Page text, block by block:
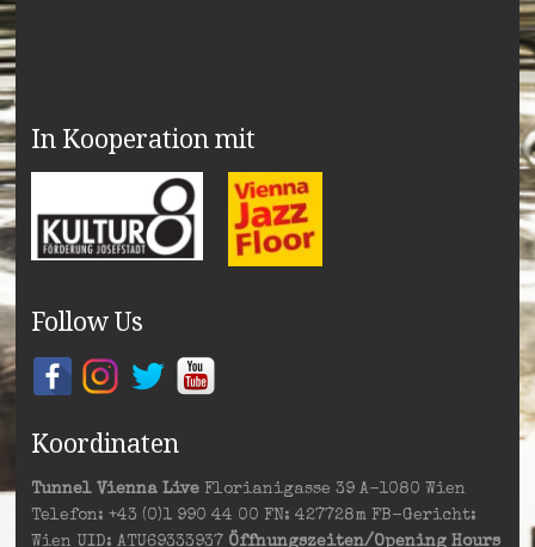
In Kooperation mit
Follow Us
Koordinaten
Tunnel Vienna LiveFlorianigasse 39 A-1080 Wien
Telefon: +43 (0)1 990 44 00 FN: 427728m FB-Gericht:
Wien UID: ATU69333937 Öffnungszeiten/Opening Hours